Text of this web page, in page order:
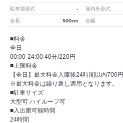
駐車場形式 - 屋内外形式
全長 500cm 全幅
■料金
全日
00:00-24:00 40分/220円
■上限料金
【全日】最大料金入庫後24時間以内700円
※最大料金は繰り返し適用となります。
■駐車サイズ
大型可 ハイルーフ可
■入出庫可能時間
24時間